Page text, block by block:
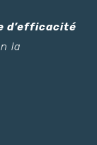
d’efficacité
la